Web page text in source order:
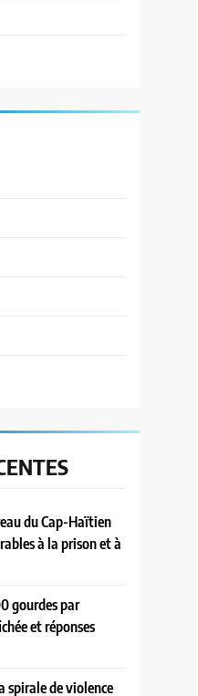
du Cap-Haïtien
à la prison et à
gourdes par
et réponses
spirale de violence